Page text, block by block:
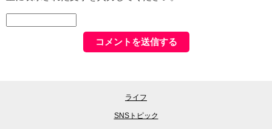
ライフ
SNSトピック